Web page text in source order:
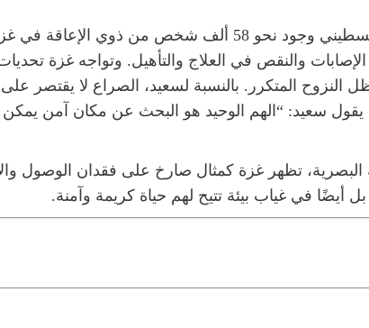
قدر الجهاز المركزي للإحصاء الفلسطيني وجود نحو 58 ألف شخص
والنقص في العلاج والتأهيل. وتواجه غزة
النزوح المتكرر. بالنسبة لسعيد، الصراع لا يقتصر
يقول سعيد: “الهم الوحيد هو البحث عن مكان آمن
البصرية، تظهر غزة كمثال صارخ على فقدان الوصول
أيضًا في غياب بيئة تتيح لهم حياة كريمة وآمنة.